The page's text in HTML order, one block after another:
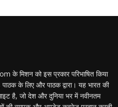
के मिशन को इस प्रकार परिभाषित किया
के लिए और पाठक द्वारा। यह भारत की
है, जो देश और दुनिया भर में नवीनतम